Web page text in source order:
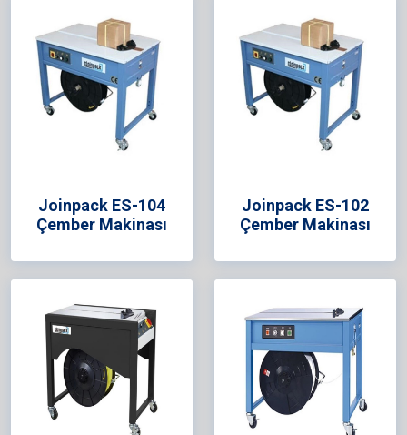
Joinpack ES-104
Çember Makinası
Joinpack ES-102
Çember Makinası